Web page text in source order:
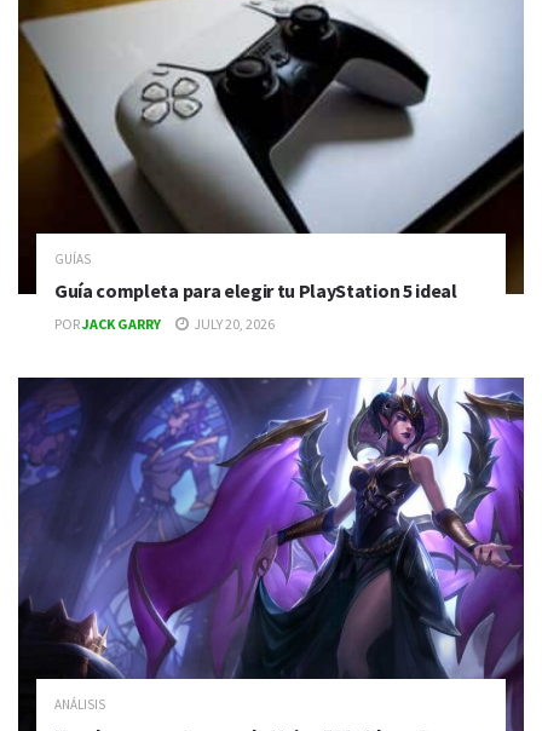
GUÍAS
Guía completa para elegir tu PlayStation 5 ideal
PORJACK GARRY JULY 20, 2026
ANÁLISIS